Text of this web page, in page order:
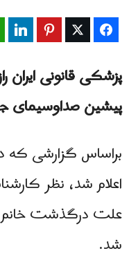
Facebook
Twitter
Pinterest
پزشکی قانونی ایران
پیشین صدا‌وسیمای
اعلام شد، نظر
علت درگذشت خانم
شد.